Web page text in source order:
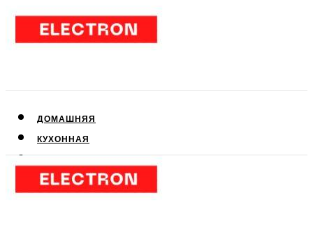
ДОМАШНЯЯ
КУХОННАЯ
КЛИМАТИЧЕСКАЯ